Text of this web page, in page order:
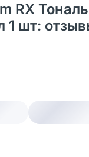
RХ
1 шт: